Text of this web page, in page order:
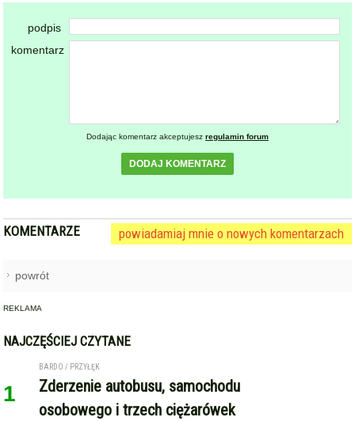
podpis
komentarz
Dodając komentarz akceptujesz regulamin forum
DODAJ KOMENTARZ
KOMENTARZE powiadamiaj mnie o nowych komentarzach
powrót
REKLAMA
NAJCZĘŚCIEJ CZYTANE
1
BARDO / PRZYŁĘK
Zderzenie autobusu, samochodu
osobowego i trzech ciężarówek